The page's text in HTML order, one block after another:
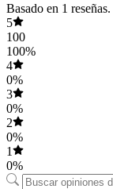
Basado en 1 reseñas.
5
100
100%
4
0%
3
0%
2
0%
1
0%